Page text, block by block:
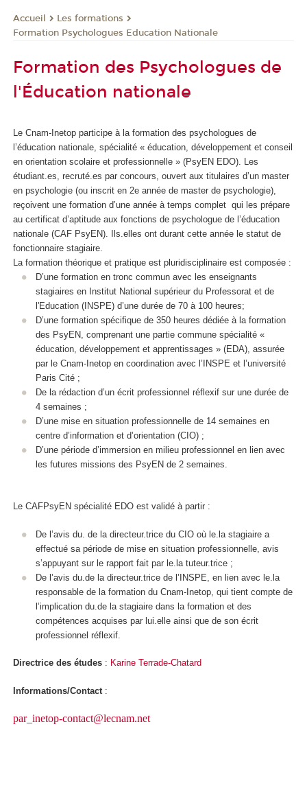
Accueil
Les formations
Formation Psychologues Education Nationale
Formation des Psychologues de
l'Éducation nationale
Le Cnam-Inetop participe à la formation des psychologues de
l’éducation nationale, spécialité « éducation, développement et conseil
en orientation scolaire et professionnelle » (PsyEN EDO). Les
étudiant.es, recruté.es par concours, ouvert aux titulaires d’un master
en psychologie (ou inscrit en 2e année de master de psychologie),
reçoivent une formation d’une année à temps complet qui les prépare
au certificat d’aptitude aux fonctions de psychologue de l’éducation
nationale (CAF PsyEN). Ils.elles ont durant cette année le statut de
fonctionnaire stagiaire.
La formation théorique et pratique est pluridisciplinaire est composée :
D’une formation en tronc commun avec les enseignants
stagiaires en Institut National supérieur du Professorat et de
l'Education (INSPE) d’une durée de 70 à 100 heures;
D’une formation spécifique de 350 heures dédiée à la formation
des PsyEN, comprenant une partie commune spécialité «
éducation, développement et apprentissages » (EDA), assurée
par le Cnam-Inetop en coordination avec l’INSPE et l’université
Paris Cité ;
De la rédaction d’un écrit professionnel réflexif sur une durée de
4 semaines ;
D’une mise en situation professionnelle de 14 semaines en
centre d’information et d’orientation (CIO) ;
D’une période d’immersion en milieu professionnel en lien avec
les futures missions des PsyEN de 2 semaines.
Le CAFPsyEN spécialité EDO est validé à partir :
De l’avis du. de la directeur.trice du CIO où le.la stagiaire a
effectué sa période de mise en situation professionnelle, avis
s’appuyant sur le rapport fait par le.la tuteur.trice ;
De l’avis du.de la directeur.trice de l’INSPE, en lien avec le.la
responsable de la formation du Cnam-Inetop, qui tient compte de
l’implication du.de la stagiaire dans la formation et des
compétences acquises par lui.elle ainsi que de son écrit
professionnel réflexif.
Directrice des études : Karine Terrade-Chatard
Informations/Contact :
par_inetop-contact@lecnam.net